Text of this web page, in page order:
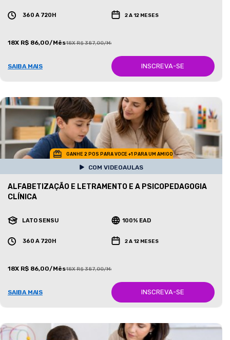
360 A 720H 2 A 12 MESES
18X R$ 86,00/Mês18X R$ 387,00/Mês
SAIBA MAIS INSCREVA-SE
GANHE 2 POS PARA VOCE +1 PARA UM AMIGO
COM VIDEOAULAS
ALFABETIZAÇÃO E LETRAMENTO E A PSICOPEDAGOGIA
CLÍNICA
LATO SENSU 100% EAD
360 A 720H 2 A 12 MESES
18X R$ 86,00/Mês18X R$ 387,00/Mês
SAIBA MAIS INSCREVA-SE